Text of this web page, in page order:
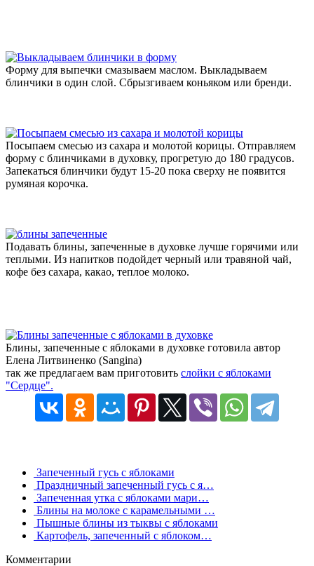
Форму для выпечки смазываем маслом. Выкладываем
блинчики в один слой. Сбрызгиваем коньяком или бренди.
Посыпаем смесью из сахара и молотой корицы. Отправляем
форму с блинчиками в духовку, прогретую до 180 градусов.
Запекаться блинчики будут 15-20 пока сверху не появится
румяная корочка.
Подавать блины, запеченные в духовке лучше горячими или
теплыми. Из напитков подойдет черный или травяной чай,
кофе без сахара, какао, теплое молоко.
Блины, запеченные с яблоками в духовке готовила автор
Елена Литвиненко (Sangina)
так же предлагаем вам приготовить слойки с яблоками
"Сердце".
Запеченный гусь с яблоками
Праздничный запеченный гусь с я…
Запеченная утка с яблоками мари…
Блины на молоке с карамельными …
Пышные блины из тыквы с яблоками
Картофель, запеченный с яблоком…
Комментарии